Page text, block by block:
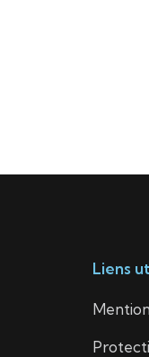
Liens